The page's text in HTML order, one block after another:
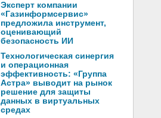
Эксперт компании
«Газинформсервис»
предложила инструмент,
оценивающий
безопасность ИИ
Технологическая синергия
и операционная
эффективность: «Группа
Астра» выводит на рынок
решение для защиты
данных в виртуальных
средах